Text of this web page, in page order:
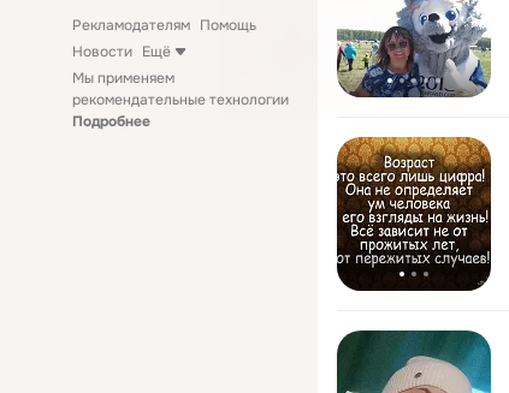
Рекламодателям Помощь
Новости Ещё
Мы применяем
рекомендательные технологии
Подробнее